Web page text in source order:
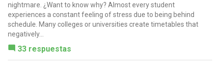
nightmare. ¿Want to know why? Almost every student
experiences a constant feeling of stress due to being behind
schedule. Many colleges or universities create timetables that
negatively...
33 respuestas